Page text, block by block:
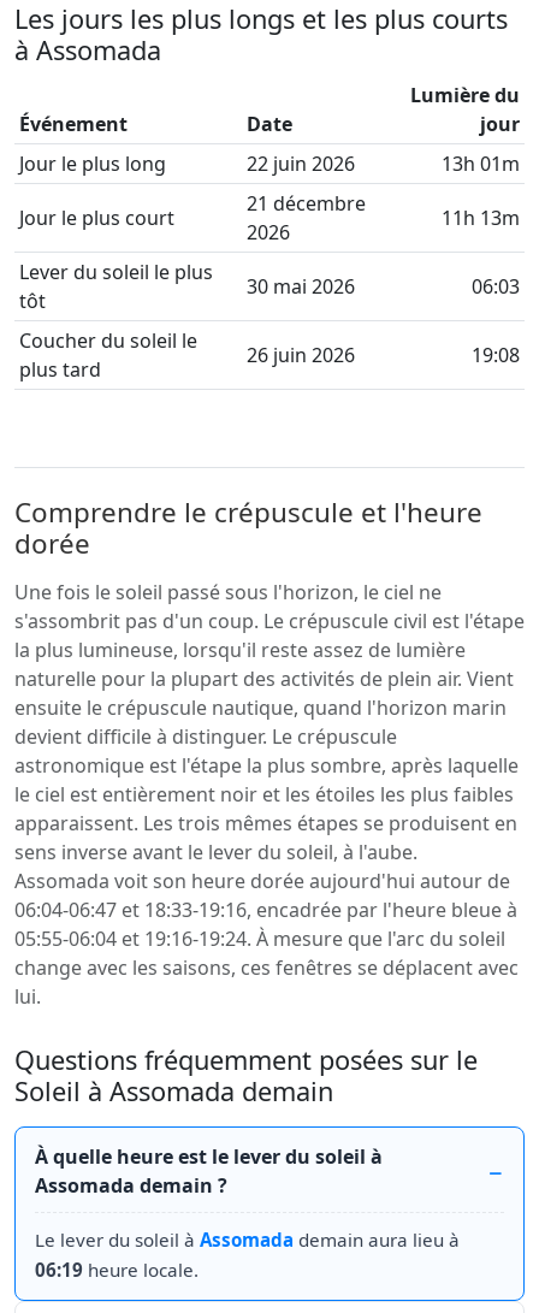
Les jours les plus longs et les plus courts
à Assomada
Événement Date
Lumière du
jour
Jour le plus long
22 juin 2026 13h 01m
Jour le plus court
21 décembre
2026
11h 13m
Lever du soleil le plus
tôt
30 mai 2026 06:03
Coucher du soleil le
plus tard
26 juin 2026 19:08
Comprendre le crépuscule et l'heure
dorée
Une fois le soleil passé sous l'horizon, le ciel ne
s'assombrit pas d'un coup. Le crépuscule civil est l'étape
la plus lumineuse, lorsqu'il reste assez de lumière
naturelle pour la plupart des activités de plein air. Vient
ensuite le crépuscule nautique, quand l'horizon marin
devient difficile à distinguer. Le crépuscule
astronomique est l'étape la plus sombre, après laquelle
le ciel est entièrement noir et les étoiles les plus faibles
apparaissent. Les trois mêmes étapes se produisent en
sens inverse avant le lever du soleil, à l'aube.
Assomada voit son heure dorée aujourd'hui autour de
06:04-06:47 et 18:33-19:16, encadrée par l'heure bleue à
05:55-06:04 et 19:16-19:24. À mesure que l'arc du soleil
change avec les saisons, ces fenêtres se déplacent avec
lui.
Questions fréquemment posées sur le
Soleil à Assomada demain
À quelle heure est le lever du soleil à
Assomada demain ?
Le lever du soleil à Assomada demain aura lieu à
06:19 heure locale.